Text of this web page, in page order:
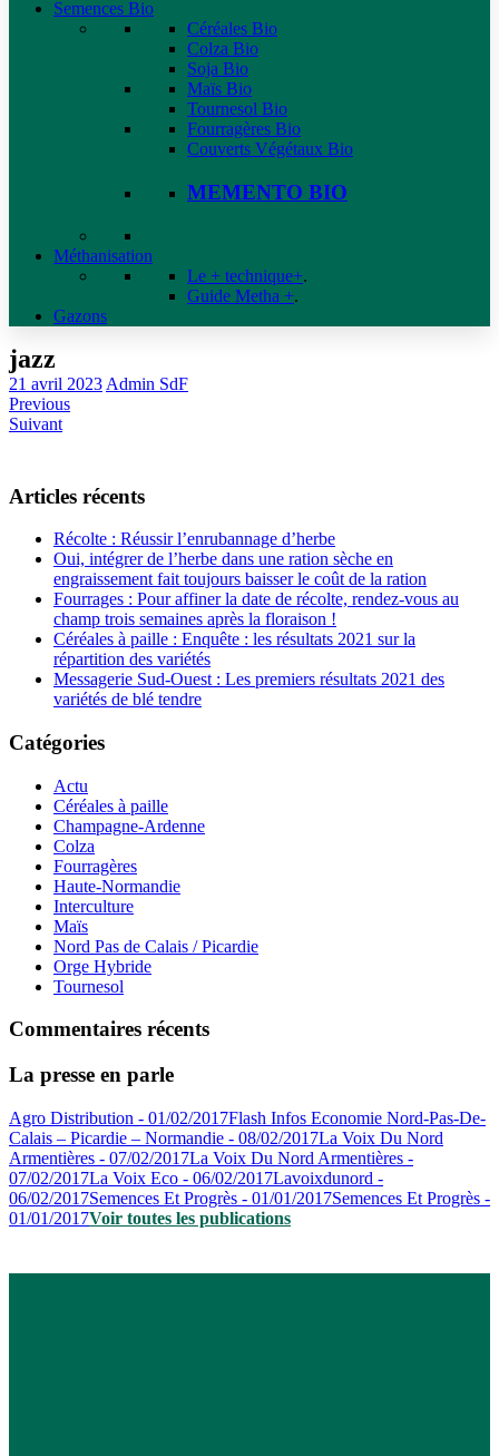
Semences Bio
Céréales Bio
Colza Bio
Soja Bio
Maïs Bio
Tournesol Bio
Fourragères Bio
Couverts Végétaux Bio
MEMENTO BIO
Méthanisation
Le + technique+.
Guide Metha +.
Gazons
jazz
21 avril 2023 Admin SdF
Previous
Suivant
Articles récents
Récolte : Réussir l’enrubannage d’herbe
Oui, intégrer de l’herbe dans une ration sèche en
engraissement fait toujours baisser le coût de la ration
Fourrages : Pour affiner la date de récolte, rendez-vous au
champ trois semaines après la floraison !
Céréales à paille : Enquête : les résultats 2021 sur la
répartition des variétés
Messagerie Sud-Ouest : Les premiers résultats 2021 des
variétés de blé tendre
Catégories
Actu
Céréales à paille
Champagne-Ardenne
Colza
Fourragères
Haute-Normandie
Interculture
Maïs
Nord Pas de Calais / Picardie
Orge Hybride
Tournesol
Commentaires récents
La presse en parle
Agro Distribution - 01/02/2017Flash Infos Economie Nord-Pas-De-
Calais – Picardie – Normandie - 08/02/2017La Voix Du Nord
Armentières - 07/02/2017La Voix Du Nord Armentières -
07/02/2017La Voix Eco - 06/02/2017Lavoixdunord -
06/02/2017Semences Et Progrès - 01/01/2017Semences Et Progrès -
01/01/2017Voir toutes les publications